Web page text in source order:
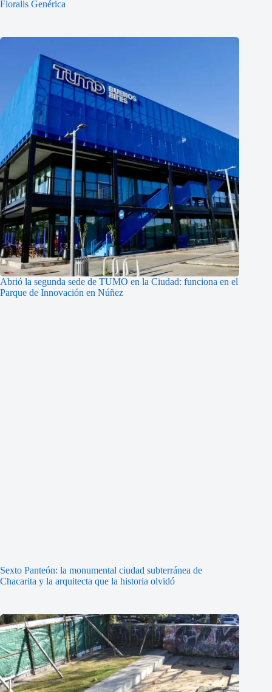
Floralis Genérica
Abrió la segunda sede de TUMO en la Ciudad: funciona en el
Parque de Innovación en Núñez
Sexto Panteón: la monumental ciudad subterránea de
Chacarita y la arquitecta que la historia olvidó